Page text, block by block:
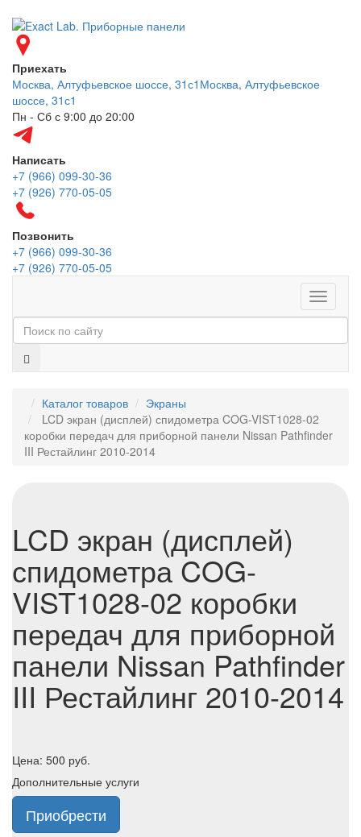
Приехать
Москва, Алтуфьевское шоссе, 31с1 Москва, Алтуфьевское
шоссе, 31с1
Пн - Сб с 9:00 до 20:00
Написать
+7 (966) 099-30-36
+7 (926) 770-05-05
Позвонить
+7 (966) 099-30-36
+7 (926) 770-05-05
Меню
Каталог товаров
Экраны
LCD экран (дисплей) спидометра COG-VIST1028-02
коробки передач для приборной панели Nissan Pathfinder
III Рестайлинг 2010-2014
LCD экран (дисплей)
спидометра COG-
VIST1028-02 коробки
передач для приборной
панели Nissan Pathfinder
III Рестайлинг 2010-2014
Цена: 500 руб.
Дополнительные услуги
Приобрести